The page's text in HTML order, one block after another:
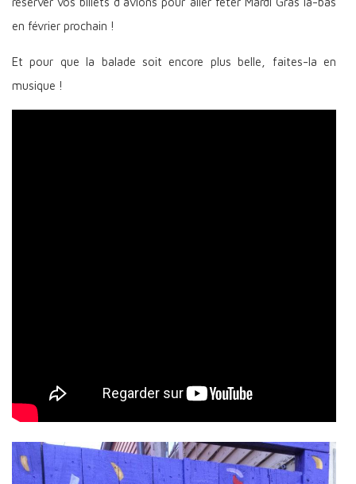
en février prochain !
Et pour que la balade soit encore plus belle, faites-la en
musique !